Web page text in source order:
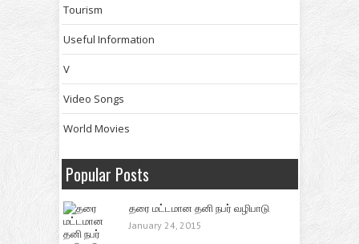
Tourism
Useful Information
V
Video Songs
World Movies
Popular Posts
தரை மட்டமான தனி நபர் வழிபாடு
January 24, 2015